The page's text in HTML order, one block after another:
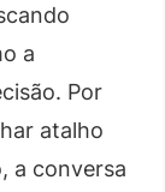
a
Por
atalho
a conversa